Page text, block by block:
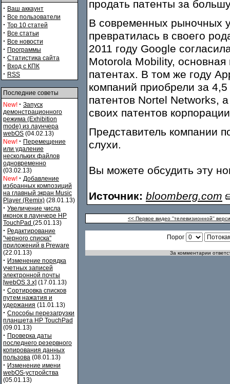
· Ваш аккаунт
· Все пользователи
· Top 10 статей
· Все статьи
· Все новости
· Программы
· Статистика сайта
· Вход с КПК
· RSS
Последние советы
New! · Запуск
демонстрационного
режима (Exhibition
mode) из лаунчера
webOS (04.02.13)
New! · Перемещение
или удаление
нескольких файлов
одновременно
(03.02.13)
New! · Добавление
избранных композиций
на главный экран Music
Player (Remix) (28.01.13)
· Увеличение числа
иконок в лаунчере HP
TouchPad (25.01.13)
· Редактирование
"черного списка"
приложений в Preware
(22.01.13)
· Изменение порядка
учетных записей
электронной почты
[webOS 3.x] (17.01.13)
· Сортировка списков
путем нажатия и
удержания (11.01.13)
· Способы перезагрузки
планшета HP TouchPad
(09.01.13)
· Проверка даты
последнего резервного
копирования данных
пользова (08.01.13)
· Изменение имени
webOS-устройства
(05.01.13)
продать патенты за
В современных рыночных
превратилась в своего
2011 году Google
Motorola Mobility,
патентах. В том же году
компаний приобрели за
патентов Nortel Networks,
своих патентов
Представитель компании
слухи.
Вы можете обсудить эту
Источник: bloomberg.com
<< Первое видео ''телевизионной''
Порог
За комментарии